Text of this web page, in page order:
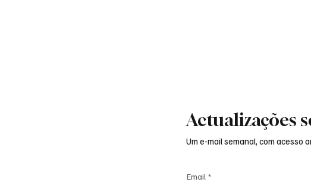
Actualizações
Um e-mail semanal, com acesso
Email *